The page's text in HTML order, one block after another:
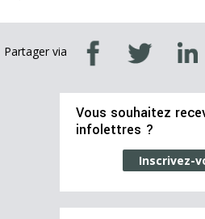
Partager via
Vous souhaitez
infolettres ?
Inscrivez-